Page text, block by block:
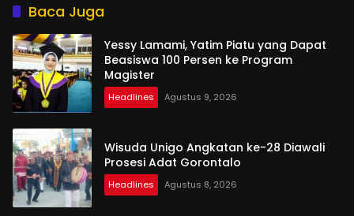
Baca Juga
Yessy Lamami, Yatim Piatu yang Dapat
Beasiswa 100 Persen ke Program
Magister
Headlines Agustus 9, 2026
Wisuda Unigo Angkatan ke-28 Diawali
Prosesi Adat Gorontalo
Headlines Agustus 8, 2026